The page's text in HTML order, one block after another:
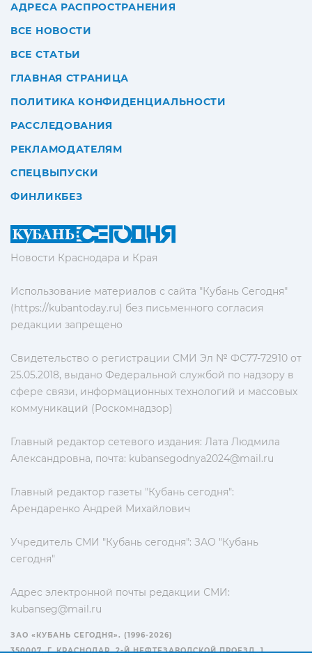
Новости Краснодара и Края
Использование материалов с сайта "Кубань Сегодня"
(https://kubantoday.ru) без письменного согласия
редакции запрещено
Свидетельство о регистрации СМИ Эл № ФС77-72910 от
25.05.2018, выдано Федеральной службой по надзору в
сфере связи, информационных технологий и массовых
коммуникаций (Роскомнадзор)
Главный редактор сетевого издания: Лата Людмила
Александровна, почта: kubansegodnya2024@mail.ru
Главный редактор газеты "Кубань сегодня":
Арендаренко Андрей Михайлович
Учредитель СМИ "Кубань сегодня": ЗАО "Кубань
сегодня"
Адрес электронной почты редакции СМИ:
kubanseg@mail.ru
АДРЕСА РАСПРОСТРАНЕНИЯ
ВСЕ НОВОСТИ
ВСЕ СТАТЬИ
ГЛАВНАЯ СТРАНИЦА
ПОЛИТИКА КОНФИДЕНЦИАЛЬНОСТИ
РАССЛЕДОВАНИЯ
РЕКЛАМОДАТЕЛЯМ
СПЕЦВЫПУСКИ
ФИНЛИКБЕЗ
ЗАО «КУБАНЬ СЕГОДНЯ». (1996-2026)
350007, Г. КРАСНОДАР, 2-Й НЕФТЕЗАВОДСКОЙ ПРОЕЗД, 1